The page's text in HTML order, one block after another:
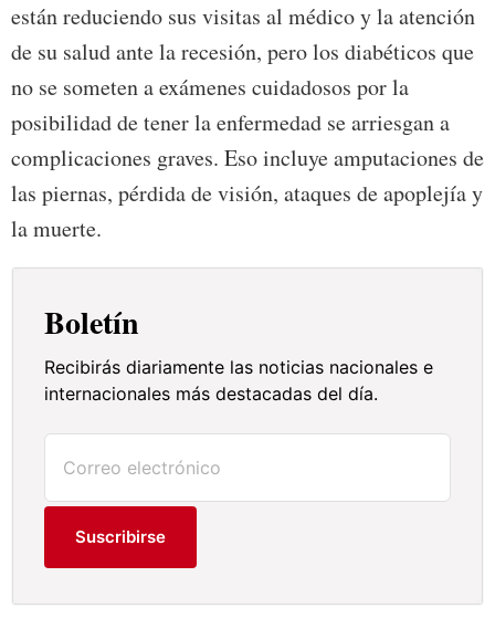
están reduciendo sus visitas al médico y la atención
de su salud ante la recesión, pero los diabéticos que
no se someten a exámenes cuidadosos por la
posibilidad de tener la enfermedad se arriesgan a
complicaciones graves. Eso incluye amputaciones de
las piernas, pérdida de visión, ataques de apoplejía y
la muerte.
Boletín
Recibirás diariamente las noticias nacionales e
internacionales más destacadas del día.
Suscribirse